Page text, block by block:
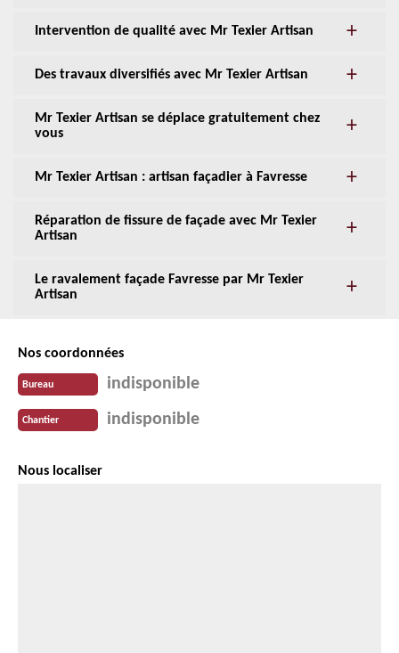
Intervention de qualité avec Mr Texier Artisan
Des travaux diversifiés avec Mr Texier Artisan
Mr Texier Artisan se déplace gratuitement chez
vous
Mr Texier Artisan : artisan façadier à Favresse
Réparation de fissure de façade avec Mr Texier
Artisan
Le ravalement façade Favresse par Mr Texier
Artisan
Nos coordonnées
Bureau indisponible
Chantier indisponible
Nous localiser